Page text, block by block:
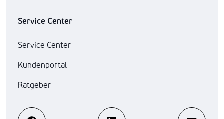
Service Center
Service Center
Kundenportal
Ratgeber